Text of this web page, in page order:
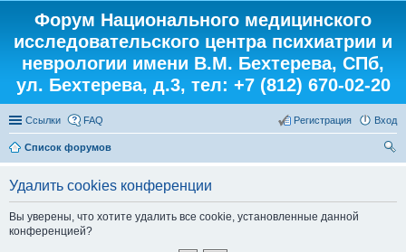
Форум Национального медицинского
исследовательского центра психиатрии и
неврологии имени В.М. Бехтерева, СПб,
ул. Бехтерева, д.3, тел: +7 (812) 670-02-20
Ссылки FAQ Вход
Регистрация
Список форумов
Удалить cookies конференции
Вы уверены, что хотите удалить все cookie, установленные данной
конференцией?